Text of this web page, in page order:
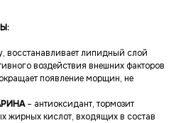
восстанавливает липидный слой
воздействия внешних факторов
появление морщин, не
– антиоксидант, тормозит
жирных кислот, входящих в состав